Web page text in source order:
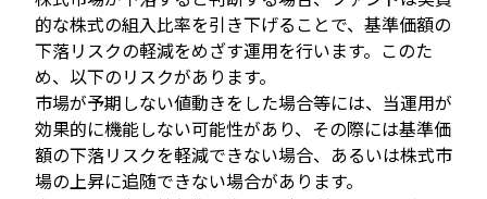
的な株式の組入比率を引き下げることで、基準価額の
下落リスクの軽減をめざす運用を行います。このた
め、以下のリスクがあります。
市場が予期しない値動きをした場合等には、当運用が
効果的に機能しない可能性があり、その際には基準価
額の下落リスクを軽減できない場合、あるいは株式市
場の上昇に追随できない場合があります。